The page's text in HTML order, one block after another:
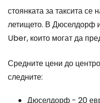
стоянката за таксита се
летището. В Дюселдорф
Uber, които могат да
Средните цени до
следните:
Дюселдорф - 20